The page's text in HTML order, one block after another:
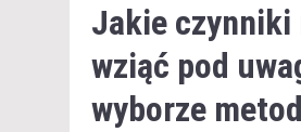
Jakie czynniki
wziąć pod
wyborze